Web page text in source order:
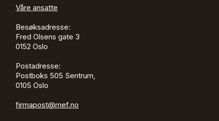
Våre ansatte
Besøksadresse:
Fred Olsens gate 3
0152 Oslo
Postadresse:
Postboks 505 Sentrum,
0105 Oslo
firmapost@mef.no